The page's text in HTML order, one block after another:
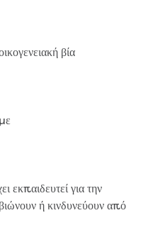
Conditions
bill
expected
for
βία
εκπαιδευτεί για την
ή κινδυνεύουν από